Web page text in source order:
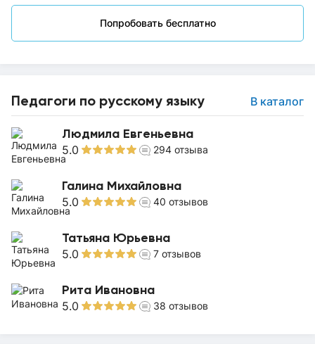
Попробовать бесплатно
Педагоги по русскому языку В каталог
Людмила Евгеньевна
5.0 294 отзыва
Галина Михайловна
5.0 40 отзывов
Татьяна Юрьевна
5.0 7 отзывов
Рита Ивановна
5.0 38 отзывов